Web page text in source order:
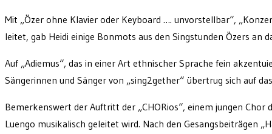
Mit „Özer ohne Klavier oder Keyboard …. unvorstellbar“,
leitet, gab Heidi einige Bonmots aus den Singstunden Özers an
Auf „Adiemus“, das in einer Art ethnischer Sprache fein
Sängerinnen und Sänger von „sing2gether“ übertrug sich auf
Bemerkenswert der Auftritt der „CHORios“, einem jungen
Luengo musikalisch geleitet wird. Nach den Gesangsbeiträgen